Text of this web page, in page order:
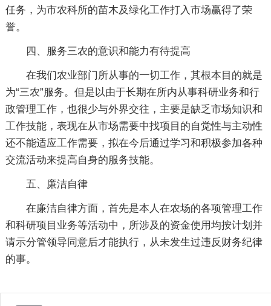
任务，为市农科所的苗木及绿化工作打入市场赢得了荣
誉。
四、服务三农的意识和能力有待提高
在我们农业部门所从事的一切工作，其根本目的就是
为“三农”服务。但是以由于长期在所内从事科研业务和行
政管理工作，也很少与外界交往，主要是缺乏市场知识和
工作技能，表现在从市场需要中找项目的自觉性与主动性
还不能适应工作需要，拟在今后通过学习和积极参加各种
交流活动来提高自身的服务技能。
五、廉洁自律
在廉洁自律方面，首先是本人在农场的各项管理工作
和科研项目业务等活动中，所涉及的资金使用均按计划并
请示分管领导同意后才能执行，从未发生过违反财务纪律
的事。